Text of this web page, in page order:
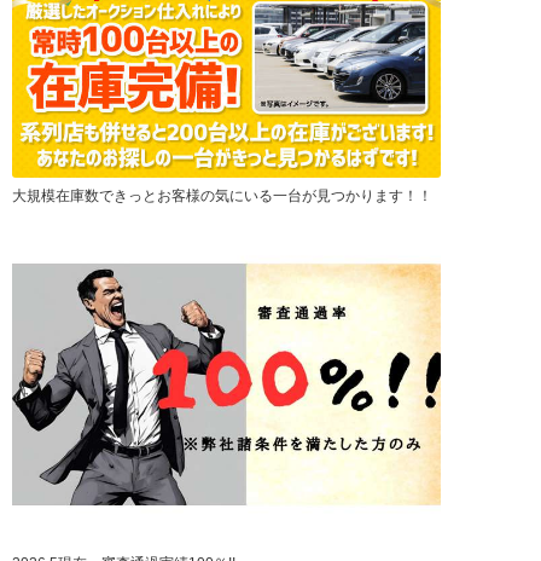
大規模在庫数できっとお客様の気にいる一台が見つかります！！